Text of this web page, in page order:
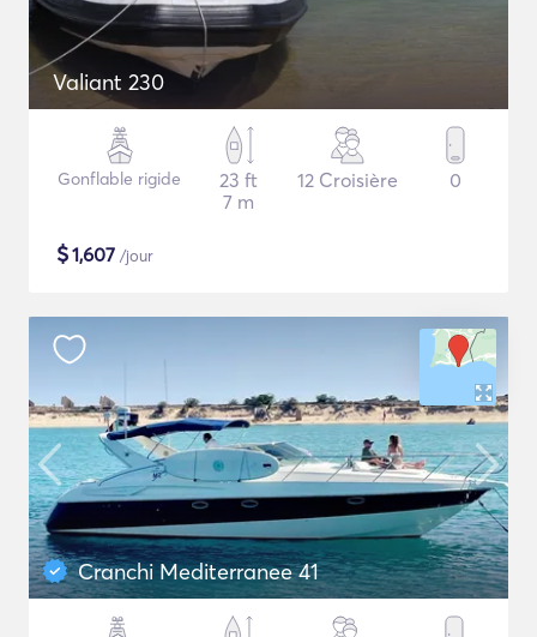
Valiant 230
Gonflable rigide
23 ft
7 m
12 Croisière 0
$1,607 /jour
Cranchi Mediterranee 41